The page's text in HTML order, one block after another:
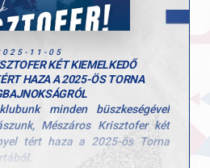
11-05
KÉT KIEMELKEDŐ
HAZA A 2025-ÖS TORNA
minden büszkeségével
Mészáros Krisztofer két
tért haza a 2025-ös Torna